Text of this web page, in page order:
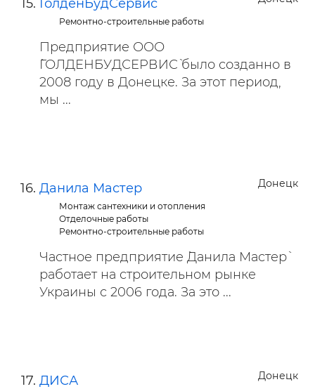
ГолденБудСервис
Ремонтно-строительные работы
Предприятие ООО
`ГОЛДЕНБУДСЕРВИС` было созданно в
2008 году в Донецке. За этот период,
мы ...
Донецк
Данила Мастер
Монтаж сантехники и отопления
Отделочные работы
Ремонтно-строительные работы
Частное предприятие `Данила Мастер`
работает на строительном рынке
Украины с 2006 года. За это ...
Донецк
ДИСА